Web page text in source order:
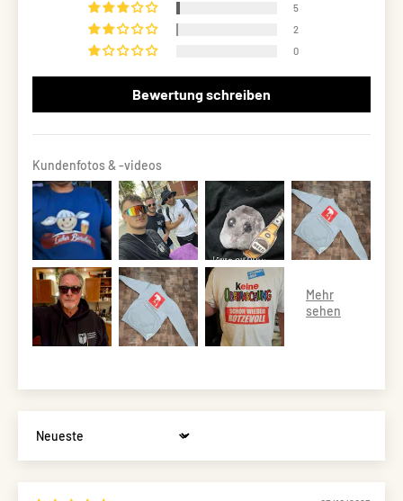
5
2
0
Bewertung schreiben
Kundenfotos & -videos
Sort by